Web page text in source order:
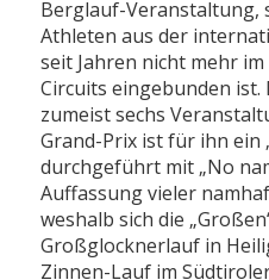
Berglauf-Veranstaltung,
Athleten aus der
seit Jahren nicht mehr
Circuits eingebunden ist.
zumeist sechs
Grand-Prix ist für ihn ein
durchgeführt mit „No
Auffassung vieler
weshalb sich die
Großglocknerlauf in
Zinnen-Lauf im